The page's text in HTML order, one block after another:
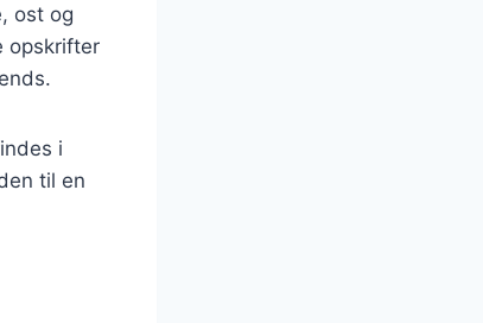
ost og
opskrifter
i
til en